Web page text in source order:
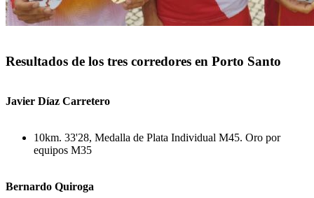
Resultados de los tres corredores en Porto Santo
Javier Díaz Carretero
10km. 33'28, Medalla de Plata Individual M45. Oro por
equipos M35
Bernardo Quiroga